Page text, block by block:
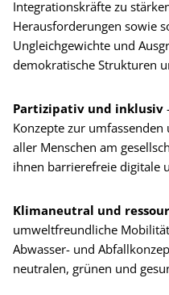
Integrationskräfte zu
Herausforderungen sowie
Ungleichgewichte und
demokratische Strukturen
Partizipativ und inklusiv
Konzepte zur
aller Menschen am
ihnen barrierefreie digitale
Klimaneutral und
umweltfreundliche
Abwasser- und
neutralen, grünen und